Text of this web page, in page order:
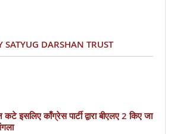
DARSHAN TRUST
इसलिए काँग्रेस पार्टी द्वारा बीएलए 2 किए जा